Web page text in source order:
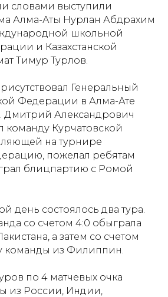
словами выступили
Алма-Аты Нурлан Абдрахим
школьной
и Казахстанской
Тимур Турлов.
Генеральный
Федерации в Алма-Ате
Дмитрий Александрович
команду Курчатовской
на турнире
пожелал ребятам
блицпартию с Ромой
день состоялось два тура.
со счетом 4:0 обыграла
а затем со счетом
команды из Филиппин.
по 4 матчевых очка
из России, Индии,